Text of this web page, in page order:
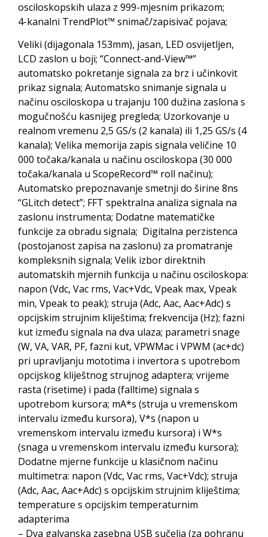
osciloskopskih ulaza z 999-mjesnim prikazom;
4-kanalni TrendPlot™ snimač/zapisivač pojava;
Veliki (dijagonala 153mm), jasan, LED osvijetljen,
LCD zaslon u boji; “Connect-and-View™”
automatsko pokretanje signala za brz i učinkovit
prikaz signala; Automatsko snimanje signala u
načinu osciloskopa u trajanju 100 dužina zaslona s
mogučnošću kasnijeg pregleda; Uzorkovanje u
realnom vremenu 2,5 GS/s (2 kanala) ili 1,25 GS/s (4
kanala); Velika memorija zapis signala veličine 10
000 točaka/kanala u načinu osciloskopa (30 000
točaka/kanala u ScopeRecord™ roll načinu);
Automatsko prepoznavanje smetnji do širine 8ns
“GLitch detect”; FFT spektralna analiza signala na
zaslonu instrumenta; Dodatne matematičke
funkcije za obradu signala; Digitalna perzistenca
(postojanost zapisa na zaslonu) za promatranje
kompleksnih signala; Velik izbor direktnih
automatskih mjernih funkcija u načinu osciloskopa:
napon (Vdc, Vac rms, Vac+Vdc, Vpeak max, Vpeak
min, Vpeak to peak); struja (Adc, Aac, Aac+Adc) s
opcijskim strujnim kliještima; frekvencija (Hz); fazni
kut između signala na dva ulaza; parametri snage
(W, VA, VAR, PF, fazni kut, VPWMac i VPWM (ac+dc)
pri upravljanju mototima i invertora s upotrebom
opcijskog kliještnog strujnog adaptera; vrijeme
rasta (risetime) i pada (falltime) signala s
upotrebom kursora; mA*s (struja u vremenskom
intervalu između kursora), V*s (napon u
vremenskom intervalu između kursora) i W*s
(snaga u vremenskom intervalu između kursora);
Dodatne mjerne funkcije u klasičnom načinu
multimetra: napon (Vdc, Vac rms, Vac+Vdc); struja
(Adc, Aac, Aac+Adc) s opcijskim strujnim kliještima;
temperature s opcijskim temperaturnim
adapterima
– Dva galvanska zasebna USB sučelja (za pohranu